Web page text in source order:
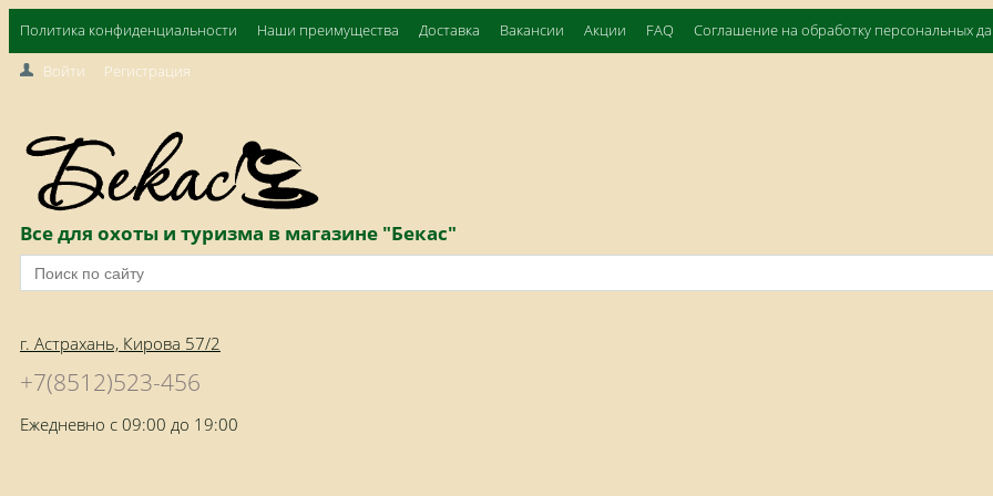
Политика конфиденциальности Наши преимущества Доставка Вакансии Акции FAQ Соглашение на обработку персональных
Войти Регистрация
Все для охоты и туризма в магазине "Бекас"
г. Астрахань, Кирова 57/2
+7(8512)523-456
Ежедневно с 09:00 до 19:00